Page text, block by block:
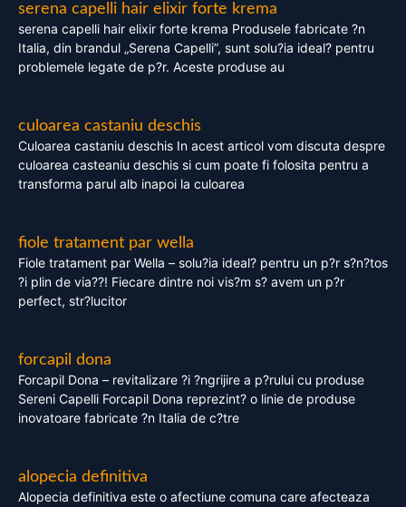
serena capelli hair elixir forte krema
serena capelli hair elixir forte krema Produsele fabricate ?n
Italia, din brandul „Serena Capelli”, sunt solu?ia ideal? pentru
problemele legate de p?r. Aceste produse au
culoarea castaniu deschis
Culoarea castaniu deschis In acest articol vom discuta despre
culoarea casteaniu deschis si cum poate fi folosita pentru a
transforma parul alb inapoi la culoarea
fiole tratament par wella
Fiole tratament par Wella – solu?ia ideal? pentru un p?r s?n?tos
?i plin de via??! Fiecare dintre noi vis?m s? avem un p?r
perfect, str?lucitor
forcapil dona
Forcapil Dona – revitalizare ?i ?ngrijire a p?rului cu produse
Sereni Capelli Forcapil Dona reprezint? o linie de produse
inovatoare fabricate ?n Italia de c?tre
alopecia definitiva
Alopecia definitiva este o afectiune comuna care afecteaza